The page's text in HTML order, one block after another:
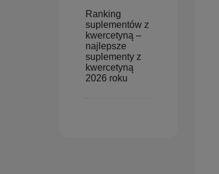
Ranking
suplementów z
kwercetyną –
najlepsze
suplementy z
kwercetyną
2026 roku